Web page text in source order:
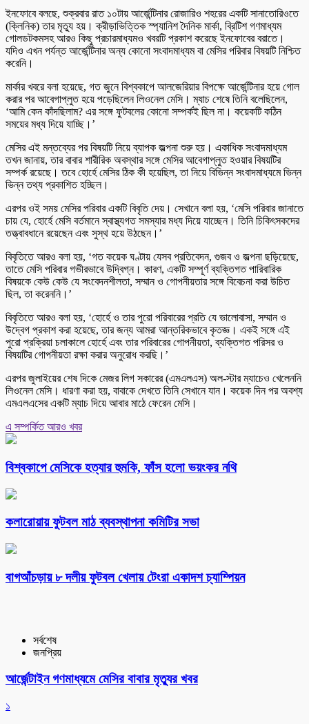
ইনফোবে বলছে, শুক্রবার রাত ১০টায় আর্জেন্টিনার রোজারিও শহরের একটি সানাতোরিওতে
(ক্লিনিক) তার মৃত্যু হয়। ক্রীড়াভিত্তিক স্প্যানিশ দৈনিক মার্কা, ব্রিটিশ গণমাধ্যম
গোলডটকমসহ আরও কিছু প্রচারমাধ্যমও খবরটি প্রকাশ করেছে ইনফোবের বরাতে।
যদিও এখন পর্যন্ত আর্জেন্টিনার অন্য কোনো সংবাদমাধ্যম বা মেসির পরিবার বিষয়টি নিশ্চিত
করেনি।
মার্কার খবরে বলা হয়েছে, গত জুনে বিশ্বকাপে আলজেরিয়ার বিপক্ষে আর্জেন্টিনার হয়ে গোল
করার পর আবেগাপ্লুত হয়ে পড়েছিলেন লিওনেল মেসি। ম্যাচ শেষে তিনি বলেছিলেন,
‘আমি কেন কাঁদছিলাম? এর সঙ্গে ফুটবলের কোনো সম্পর্কই ছিল না। কয়েকটি কঠিন
সময়ের মধ্য দিয়ে যাচ্ছি।’
মেসির এই মন্তব্যের পর বিষয়টি নিয়ে ব্যাপক জল্পনা শুরু হয়। একাধিক সংবাদমাধ্যম
তখন জানায়, তার বাবার শারীরিক অবস্থার সঙ্গে মেসির আবেগাপ্লুত হওয়ার বিষয়টির
সম্পর্ক রয়েছে। তবে হোর্হে মেসির ঠিক কী হয়েছিল, তা নিয়ে বিভিন্ন সংবাদমাধ্যমে ভিন্ন
ভিন্ন তথ্য প্রকাশিত হচ্ছিল।
এরপর ওই সময় মেসির পরিবার একটি বিবৃতি দেয়। সেখানে বলা হয়, ‘মেসি পরিবার জানাতে
চায় যে, হোর্হে মেসি বর্তমানে স্বাস্থ্যগত সমস্যার মধ্য দিয়ে যাচ্ছেন। তিনি চিকিৎসকদের
তত্ত্বাবধানে রয়েছেন এবং সুস্থ হয়ে উঠছেন।’
বিবৃতিতে আরও বলা হয়, ‘গত কয়েক ঘণ্টায় যেসব প্রতিবেদন, গুজব ও জল্পনা ছড়িয়েছে,
তাতে মেসি পরিবার গভীরভাবে উদ্বিগ্ন। কারণ, একটি সম্পূর্ণ ব্যক্তিগত পারিবারিক
বিষয়কে কেউ কেউ যে সংবেদনশীলতা, সম্মান ও গোপনীয়তার সঙ্গে বিবেচনা করা উচিত
ছিল, তা করেননি।’
বিবৃতিতে আরও বলা হয়, ‘হোর্হে ও তার পুরো পরিবারের প্রতি যে ভালোবাসা, সম্মান ও
উদ্বেগ প্রকাশ করা হয়েছে, তার জন্য আমরা আন্তরিকভাবে কৃতজ্ঞ। একই সঙ্গে এই
পুরো প্রক্রিয়া চলাকালে হোর্হে এবং তার পরিবারের গোপনীয়তা, ব্যক্তিগত পরিসর ও
বিষয়টির গোপনীয়তা রক্ষা করার অনুরোধ করছি।’
এরপর জুলাইয়ের শেষ দিকে মেজর লিগ সকারের (এমএলএস) অল-স্টার ম্যাচেও খেলেননি
লিওনেল মেসি। ধারণা করা হয়, বাবাকে দেখতে তিনি সেখানে যান। কয়েক দিন পর অবশ্য
এমএলএসের একটি ম্যাচ দিয়ে আবার মাঠে ফেরেন মেসি।
এ সম্পর্কিত আরও খবর
বিশ্বকাপে মেসিকে হত্যার হুমকি, ফাঁস হলো ভয়ংকর নথি
কলারোয়ায় ফুটবল মাঠ ব্যবস্থাপনা কমিটির সভা
বাগআঁচড়ায় ৮ দলীয় ফুটবল খেলায় টেংরা একাদশ চ্যাম্পিয়ন
সর্বশেষ
জনপ্রিয়
আর্জেন্টাইন গণমাধ্যমে মেসির বাবার মৃত্যুর খবর
১